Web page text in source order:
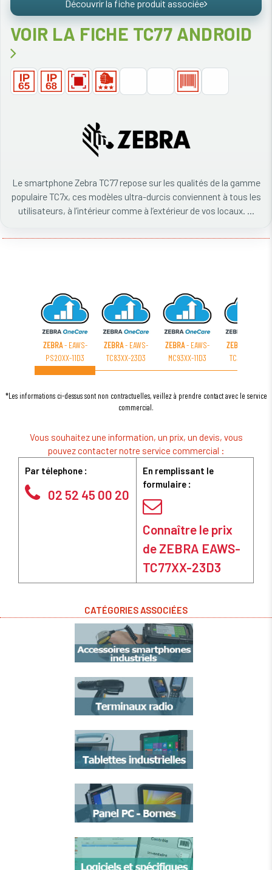
Découvrir la fiche produit associée
VOIR LA FICHE TC77 ANDROID
Le smartphone Zebra TC77 repose sur les qualités de la gamme
populaire TC7x, ces modèles ultra-durcis conviennent à tous les
utilisateurs, à l’intérieur comme à l’extérieur de vos locaux. ...
ZEBRA- EAWS-
PS20XX-11D3
ZEBRA- EAWS-
TC83XX-23D3
ZEBRA- EAWS-
MC93XX-11D3
ZEBRA
TC52XX-21D3
*Les informations ci-dessus sont non contractuelles, veillez à prendre contact avec le service
commercial.
Vous souhaitez une information, un prix, un devis, vous
pouvez contacter notre service commercial :
Par télephone :
02 52 45 00 20
En remplissant le
formulaire :
Connaître le prix
de ZEBRA EAWS-
TC77XX-23D3
CATÉGORIES ASSOCIÉES